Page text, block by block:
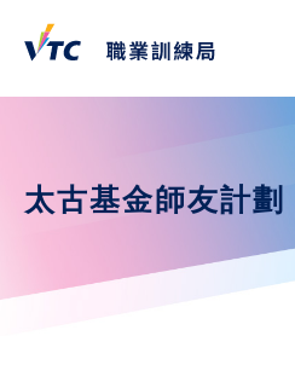
太古基金師友計